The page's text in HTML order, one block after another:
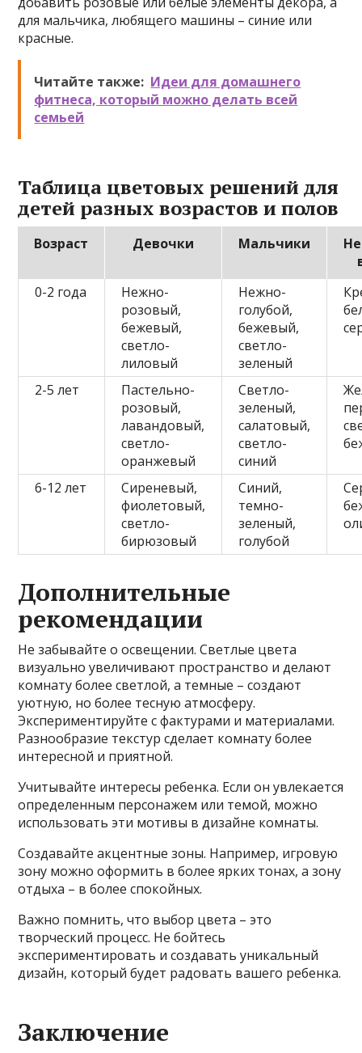
для мальчика, любящего машины – синие или
красные.
Читайте также: Идеи для домашнего
фитнеса, который можно делать всей
семьей
Таблица цветовых решений для
детей разных возрастов и полов
Возраст Девочки Мальчики
0-2 года
Нежно-
розовый,
бежевый,
светло-
лиловый
Нежно-
голубой,
бежевый,
светло-
зеленый
2-5 лет
Пастельно-
розовый,
лавандовый,
светло-
оранжевый
Светло-
зеленый,
салатовый,
светло-
синий
6-12 лет
Сиреневый,
фиолетовый,
светло-
бирюзовый
Синий,
темно-
зеленый,
голубой
Дополнительные
рекомендации
Не забывайте о освещении. Светлые цвета
визуально увеличивают пространство и делают
комнату более светлой, а темные – создают
уютную, но более тесную атмосферу.
Экспериментируйте с фактурами и материалами.
Разнообразие текстур сделает комнату более
интересной и приятной.
Учитывайте интересы ребенка. Если он увлекается
определенным персонажем или темой, можно
использовать эти мотивы в дизайне комнаты.
Создавайте акцентные зоны. Например, игровую
зону можно оформить в более ярких тонах, а зону
отдыха – в более спокойных.
Важно помнить, что выбор цвета – это
творческий процесс. Не бойтесь
экспериментировать и создавать уникальный
дизайн, который будет радовать вашего ребенка.
Заключение